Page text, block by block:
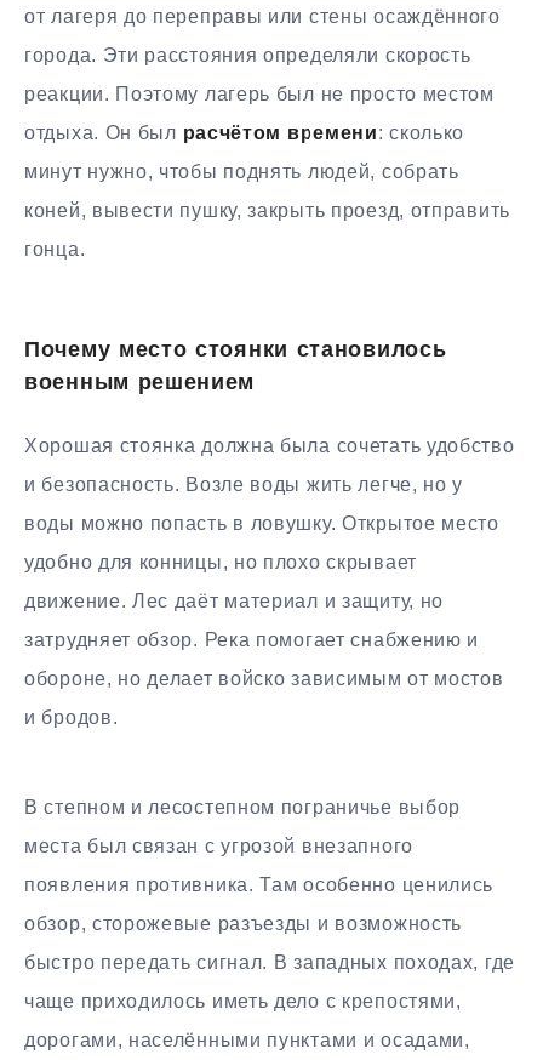
от лагеря до переправы или стены осаждённого
города. Эти расстояния определяли скорость
реакции. Поэтому лагерь был не просто местом
отдыха. Он был расчётом времени: сколько
минут нужно, чтобы поднять людей, собрать
коней, вывести пушку, закрыть проезд, отправить
гонца.
Почему место стоянки становилось
военным решением
Хорошая стоянка должна была сочетать удобство
и безопасность. Возле воды жить легче, но у
воды можно попасть в ловушку. Открытое место
удобно для конницы, но плохо скрывает
движение. Лес даёт материал и защиту, но
затрудняет обзор. Река помогает снабжению и
обороне, но делает войско зависимым от мостов
и бродов.
В степном и лесостепном пограничье выбор
места был связан с угрозой внезапного
появления противника. Там особенно ценились
обзор, сторожевые разъезды и возможность
быстро передать сигнал. В западных походах, где
чаще приходилось иметь дело с крепостями,
дорогами, населёнными пунктами и осадами,